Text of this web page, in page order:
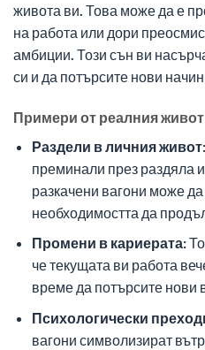
живота ви. Това може да е
на работа или дори
амбиции. Този сън ви
си и да потърсите нови
Примери от реалния живот
Раздели в личния живот:
преминали през раздяла
разкачени вагони може
необходимостта да
Промени в кариерата:
че текущата ви работа
време да потърсите нови
Психологически
вагони символизират